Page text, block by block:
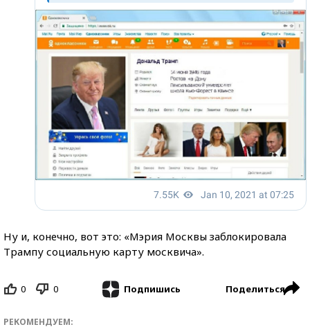
Ну и, конечно, вот это: «Мэрия Москвы заблокировала
Трампу социальную карту москвича».
0 0 Подпишись Поделиться
РЕКОМЕНДУЕМ: